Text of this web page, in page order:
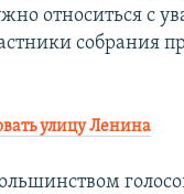
относиться с
собрания
улицу Ленина